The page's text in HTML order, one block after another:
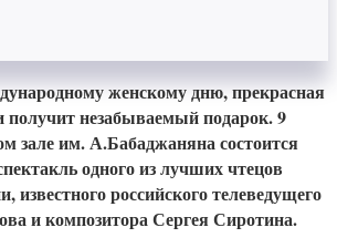
женскому дню, прекрасная
незабываемый подарок. 9
зале им. А.Бабаджаняна состоится
одного из лучших чтецов
известного российского телеведущего
и композитора Сергея Сиротина.